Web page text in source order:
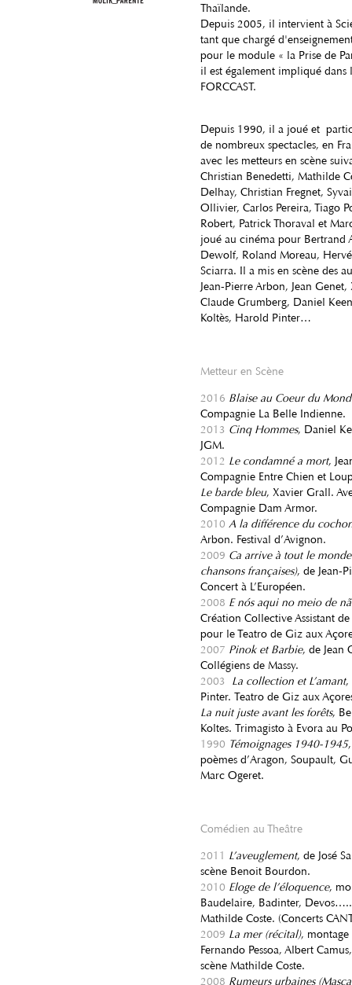
Thaïlande.
Depuis 2005, il intervient à
tant que chargé
pour le module « la Prise de
il est également impliqué dans
FORCCAST.
Depuis 1990, il a joué et
de nombreux spectacles, en
avec les metteurs en scène
Christian Benedetti, Mathilde
Delhay, Christian Fregnet,
Ollivier, Carlos Pereira, Tiago
Robert, Patrick Thoraval et
joué au cinéma pour Bertrand
Dewolf, Roland Moreau,
Sciarra. Il a mis en scène des
Jean-Pierre Arbon, Jean
Claude Grumberg, Daniel
Koltès, Harold Pinter…
Metteur en Scène
2016 Blaise au Coeur du
Compagnie La Belle Indienne.
2013 Cinq Hommes, Daniel
JGM.
2012 Le condamné a mort,
Compagnie Entre Chien et
Le barde bleu, Xavier Grall.
Compagnie Dam Armor.
2010 A la différence du
Arbon. Festival d’Avignon.
2009 Ca arrive à tout le
chansons françaises), de Jean-
Concert à L’Européen.
2008 E nós aqui no meio de
Création Collective Assistant
pour le Teatro de Giz aux
2007 Pinok et Barbie, de Jean
Collégiens de Massy.
2003
La collection et L’amant,
Pinter. Teatro de Giz aux
La nuit juste avant les forêts,
Koltes. Trimagisto à Evora au
1990 Témoignages 1940-1945
poèmes d’Aragon, Soupault,
Marc Ogeret.
Comédien au Theâtre
2011 L’aveuglement, de José
scène Benoit Bourdon.
2010 Eloge de l’éloquence,
Baudelaire, Badinter,
Mathilde Coste. (Concerts
2009 La mer (récital), montage
Fernando Pessoa, Albert
scène Mathilde Coste.
2008 Rumeurs urbaines